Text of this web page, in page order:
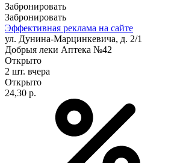
Забронировать
Забронировать
Эффективная реклама на сайте
ул. Дунина-Марцинкевича, д. 2/1
Добрыя леки Аптека №42
Открыто
2 шт. вчера
Открыто
24,30 р.